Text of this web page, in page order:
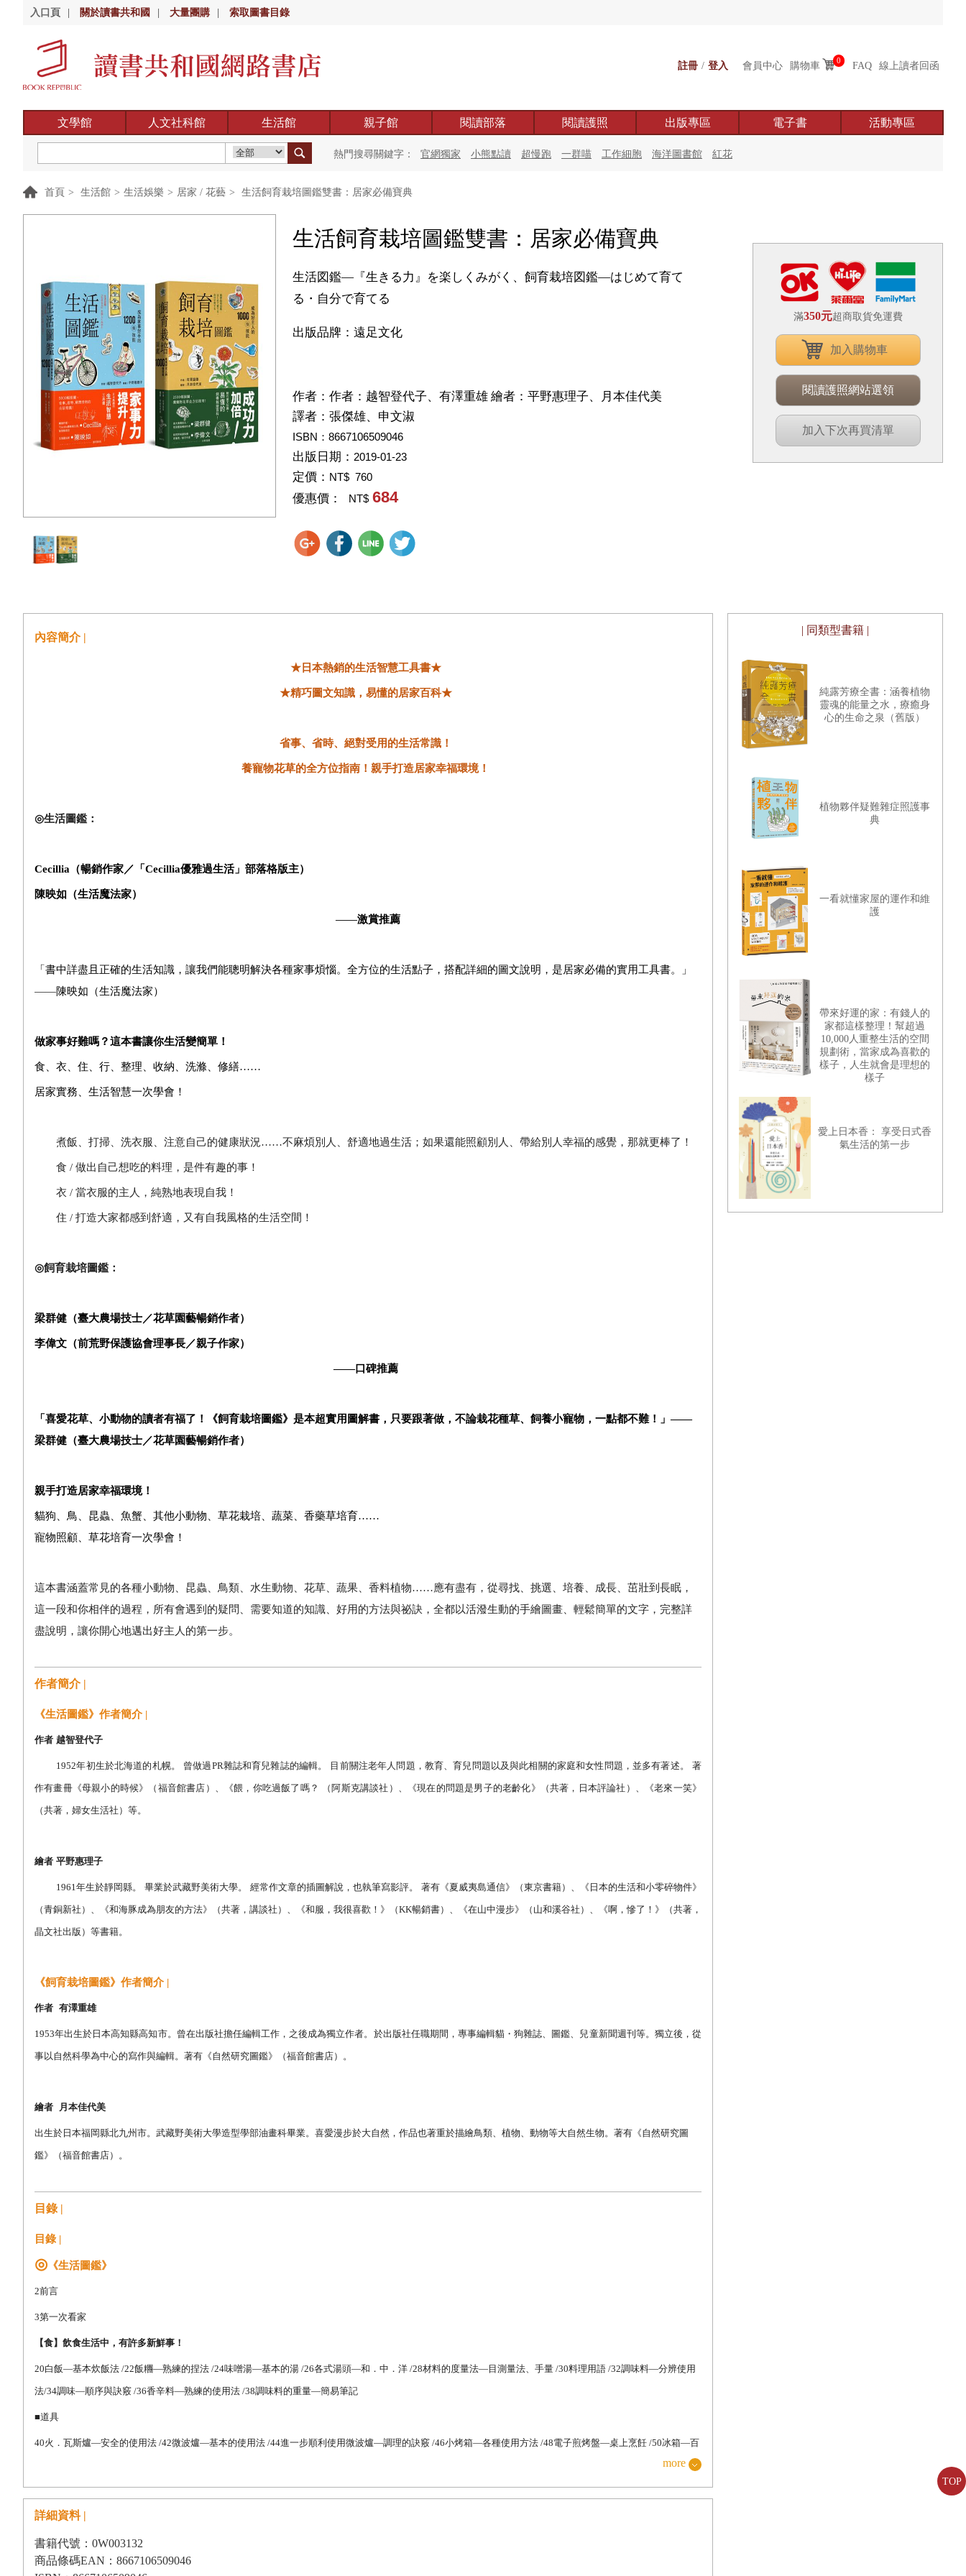
入口頁 關於讀書共和國 大量團購 索取圖書目錄
註冊 / 登入 會員中心 購物車 0 FAQ 線上讀者回函
文學館 人文社科館 生活館 親子館 閱讀部落 閱讀護照 出版專區 電子書 活動專區
熱門搜尋關鍵字： 官網獨家 小熊點讀 超慢跑 一群喵 工作細胞 海洋圖書館 紅花
TOP
首頁 > 生活館 > 生活娛樂 > 居家 / 花藝 > 生活飼育栽培圖鑑雙書：居家必備寶典
生活飼育栽培圖鑑雙書：居家必備寶典
生活図鑑—『生きる力』を楽しくみがく、飼育栽培図鑑—はじめて育て
る・自分で育てる
出版品牌：遠足文化
作者： 作者：越智登代子、有澤重雄 繪者：平野惠理子、月本佳代美
譯者： 張傑雄、申文淑
ISBN：8667106509046
出版日期： 2019-01-23
定價： NT$ 760
優惠價： NT$ 684
滿350元超商取貨免運費
加入購物車
閱讀護照網站選領
加入下次再買清單
內容簡介 |
★日本熱銷的生活智慧工具書★
★精巧圖文知識，易懂的居家百科★
省事、省時、絕對受用的生活常識！
養寵物花草的全方位指南！親手打造居家幸福環境！
◎生活圖鑑：
Cecillia （暢銷作家／「 Cecillia優雅過生活」部落格版主）
陳映如（生活魔法家）
——激賞推薦
「書中詳盡且正確的生活知識，讓我們能聰明解決各種家事煩惱。全方位的生活點子，搭配詳細的圖文說明，是居家必備的實用工具書。」
——陳映如（生活魔法家）
做家事好難嗎？這本書讓你生活變簡單！
食、衣、住、行、整理、收納、洗滌、修繕­……
居家實務、生活智慧一次學會！
煮飯、打掃、洗衣服、注意自己的健康狀況……不麻煩別人、舒適地過生活；如果還能照顧別人、帶給別人幸福的感覺，那就更棒了！
食 / 做出自己想吃的料理，是件有趣的事！
衣 / 當衣服的主人，純熟地表現自我！
住 / 打造大家都感到舒適，又有自我風格的生活空間！
◎飼育栽培圖鑑：
梁群健（臺大農場技士／花草園藝暢銷作者）
李偉文（前荒野保護協會理事長／親子作家）
——口碑推薦
「喜愛花草、小動物的讀者有福了！《飼育栽培圖鑑》是本超實用圖解書，只要跟著做，不論栽花種草、飼養小寵物，一點都不難！」——
梁群健（臺大農場技士／花草園藝暢銷作者）
親手打造居家幸福環境！
貓狗、鳥、昆蟲、魚蟹、其他小動物、草花栽培、蔬菜、香藥草培育……
寵物照顧、草花培育一次學會！
這本書涵蓋常見的各種小動物、昆蟲、鳥類、水生動物、花草、蔬果、香料植物……應有盡有，從尋找、挑選、培養、成長、茁壯到長眠，
這一段和你相伴的過程，所有會遇到的疑問、需要知道的知識、好用的方法與祕訣，全都以活潑生動的手繪圖畫、輕鬆簡單的文字，完整詳
盡說明，讓你開心地邁出好主人的第一步。
作者簡介 |
《生活圖鑑》作者簡介 |
作者 越智登代子
1952年初生於北海道的札幌。 曾做過PR雜誌和育兒雜誌的編輯。 目前關注老年人問題，教育、育兒問題以及與此相關的家庭和女性問題，並多有著述。 著
作有畫冊《母親小的時候》（福音館書店）、《餵，你吃過飯了嗎？ （阿斯克講談社）、《現在的問題是男子的老齡化》（共著，日本評論社）、《老來一笑》
（共著，婦女生活社）等。
繪者 平野惠理子
1961年生於靜岡縣。 畢業於武藏野美術大學。 經常作文章的插圖解說，也執筆寫影評。 著有《夏威夷島通信》（東京書籍）、《日本的生活和小零碎物件》
（青銅新社）、《和海豚成為朋友的方法》（共著，講談社）、《和服，我很喜歡！》（KK暢銷書）、《在山中漫步》（山和溪谷社）、《啊，慘了！》（共著，
晶文社出版）等書籍。
《飼育栽培圖鑑》作者簡介 |
作者 有澤重雄
1953年出生於日本高知縣高知市。曾在出版社擔任編輯工作，之後成為獨立作者。於出版社任職期間，專事編輯貓・狗雜誌、圖鑑、兒童新聞週刊等。獨立後，從
事以自然科學為中心的寫作與編輯。著有《自然研究圖鑑》（福音館書店）。
繪者 月本佳代美
出生於日本福岡縣北九州市。武藏野美術大學造型學部油畫科畢業。喜愛漫步於大自然，作品也著重於描繪鳥類、植物、動物等大自然生物。著有《自然研究圖
鑑》（福音館書店）。
目錄 |
目錄 |
◎ 《生活圖鑑》
2前言
3第一次看家
【食】飲食生活中，有許多新鮮事！
20白飯—基本炊飯法 /22飯糰—熟練的捏法 /24味噌湯—基本的湯 /26各式湯頭—和．中．洋 /28材料的度量法—目測量法、手量 /30料理用語 /32調味料—分辨使用
法/34調味—順序與訣竅 /36香辛料—熟練的使用法 /38調味料的重量—簡易筆記
■道具
40火．瓦斯爐—安全的使用法 /42微波爐—基本的使用法 /44進一步順利使用微波爐—調理的訣竅 /46小烤箱—各種使用方法 /48電子煎烤盤—桌上烹飪 /50冰箱—百
分之百活用法 /52調理用小道具—選擇法．使用法 /54總整理—必需品清單及選擇方法 /56開始使用—提升使用容易度的方法 /58菜刀—使用方法入門 /60菜刀的種類
—如果只要一把的話，可用萬用菜刀或切肉刀
■材料
62豬肉—選擇法．吃法 /64動手做做看！豬肉料理 /66牛肉—選擇法．吃法 /68動手做做看！牛肉料理 /70雞肉—選擇法．吃法 /72動手做做看！雞肉料理 /74魚—選
擇法．吃法 /76動手做做看！魚料理 /78蛋—選擇法．吃法 /80動手做做看！雞蛋料理 /82肉加工品—火腿、香腸、培根 /84蔬菜—辨別新鮮度的方法 /86動手做做
more
詳細資料 |
書籍代號：0W003132
商品條碼EAN：8667106509046
| 同類型書籍 |
純露芳療全書：涵養植物
靈魂的能量之水，療癒身
心的生命之泉（舊版）
植物夥伴疑難雜症照護事
典
一看就懂家屋的運作和維
護
帶來好運的家：有錢人的
家都這樣整理！幫超過
10,000人重整生活的空間
規劃術，當家成為喜歡的
樣子，人生就會是理想的
樣子
愛上日本香： 享受日式香
氣生活的第一步